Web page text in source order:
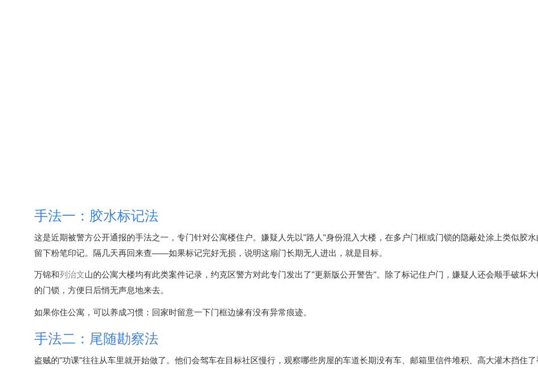
手法一：胶水标记法
这是近期被警方公开通报的手法之一，专门针对公寓楼住户。嫌疑人先以"路人"身份混入大楼，在多户门框或门锁的隐蔽处涂上类似胶
留下粉笔印记。隔几天再回来查——如果标记完好无损，说明这扇门长期无人进出，就是目标。
万锦和列治文山的公寓大楼均有此类案件记录，约克区警方对此专门发出了"更新版公开警告"。除了标记住户门，嫌疑人还会顺手破坏大
的门锁，方便日后悄无声息地来去。
如果你住公寓，可以养成习惯：回家时留意一下门框边缘有没有异常痕迹。
手法二：尾随勘察法
盗贼的"功课"往往从车里就开始做了。他们会驾车在目标社区慢行，观察哪些房屋的车道长期没有车、邮箱里信件堆积、高大灌木挡住